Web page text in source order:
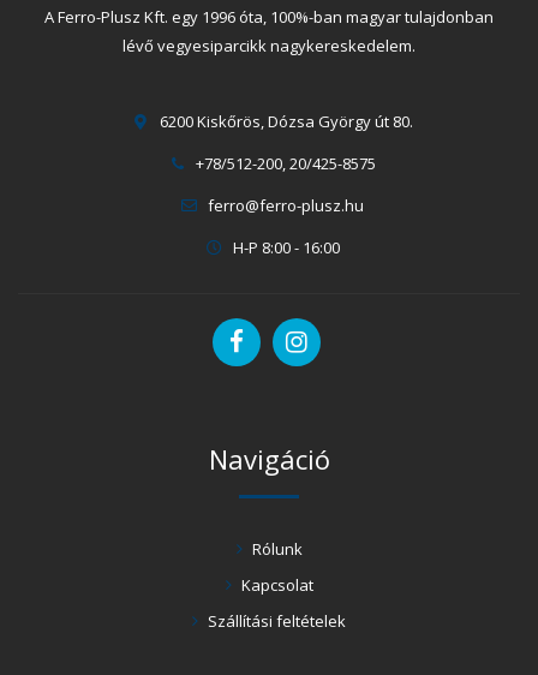
A Ferro-Plusz Kft. egy 1996 óta, 100%-ban magyar tulajdonban
lévő vegyesiparcikk nagykereskedelem.
6200 Kiskőrös, Dózsa György út 80.
+78/512-200, 20/425-8575
ferro@ferro-plusz.hu
H-P 8:00 - 16:00
Navigáció
Rólunk
Kapcsolat
Szállítási feltételek